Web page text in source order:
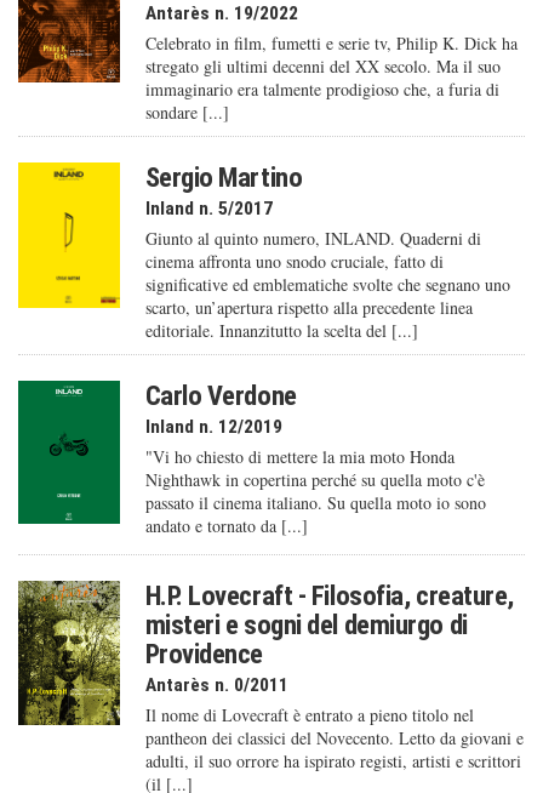
Antarès n. 19/2022
Celebrato in film, fumetti e serie tv, Philip K. Dick ha
stregato gli ultimi decenni del XX secolo. Ma il suo
immaginario era talmente prodigioso che, a furia di
sondare [...]
Sergio Martino
Inland n. 5/2017
Giunto al quinto numero, INLAND. Quaderni di
cinema affronta uno snodo cruciale, fatto di
significative ed emblematiche svolte che segnano uno
scarto, un’apertura rispetto alla precedente linea
editoriale. Innanzitutto la scelta del [...]
Carlo Verdone
Inland n. 12/2019
"Vi ho chiesto di mettere la mia moto Honda
Nighthawk in copertina perché su quella moto c'è
passato il cinema italiano. Su quella moto io sono
andato e tornato da [...]
H.P. Lovecraft - Filosofia, creature,
misteri e sogni del demiurgo di
Providence
Antarès n. 0/2011
Il nome di Lovecraft è entrato a pieno titolo nel
pantheon dei classici del Novecento. Letto da giovani e
adulti, il suo orrore ha ispirato registi, artisti e scrittori
(il [...]